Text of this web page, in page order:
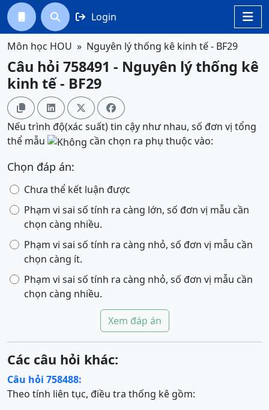

  Login
Môn học HOU Nguyên lý thống kê kinh tế - BF29
Câu hỏi 758491 - Nguyên lý thống kê
kinh tế - BF29
   
Nếu trình độ(xác suất) tin cậy như nhau, số đơn vị tổng
thể mẫu
cần chọn ra phụ thuộc vào:
Chọn đáp án:
Chưa thể kết luận được
Phạm vi sai số tính ra càng lớn, số đơn vị mẫu cần
chọn càng nhiều.
Phạm vi sai số tính ra càng nhỏ, số đơn vị mẫu cần
chọn càng ít.
Phạm vi sai số tính ra càng nhỏ, số đơn vị mẫu cần
chọn càng nhiều.
Xem đáp án
Các câu hỏi khác:
Câu hỏi 758488:
Theo tính liên tục, điều tra thống kê gồm: